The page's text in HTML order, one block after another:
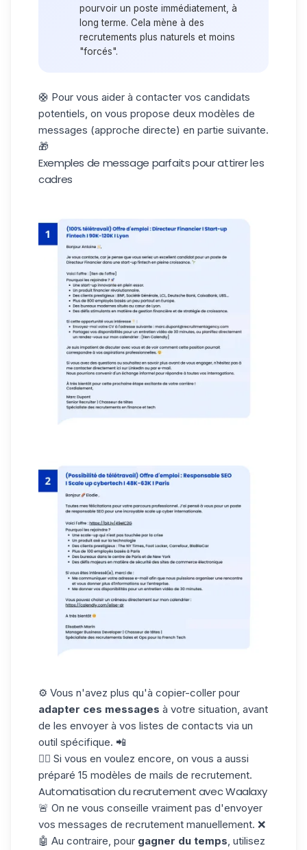
pourvoir un poste immédiatement, à
long terme. Cela mène à des
recrutements plus naturels et moins
"forcés".
🛟 Pour vous aider à contacter vos candidats
potentiels, on vous propose deux modèles de
messages (approche directe) en partie suivante.
🎁
Exemples de message parfaits pour attirer les
cadres
⚙️ Vous n'avez plus qu'à copier-coller pour
adapter ces messages à votre situation, avant
de les envoyer à vos listes de contacts via un
outil spécifique. 📲
👉🏼 Si vous en voulez encore, on vous a aussi
préparé 15 modèles de mails de recrutement.
Automatisation du recrutement avec Waalaxy
🚨 On ne vous conseille vraiment pas d'envoyer
vos messages de recrutement manuellement. ❌
🤖 Au contraire, pour gagner du temps, utilisez